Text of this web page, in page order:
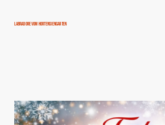
Labradore vom Hortensiengarten